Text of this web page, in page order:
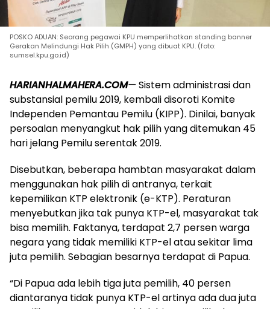
POSKO ADUAN: Seorang pegawai KPU memperlihatkan standing banner
Gerakan Melindungi Hak Pilih (GMPH) yang dibuat KPU. (foto:
sumsel.kpu.go.id)
HARIANHALMAHERA.COM—Sistem administrasi dan
substansial pemilu 2019, kembali disoroti Komite
Independen Pemantau Pemilu (KIPP). Dinilai, banyak
persoalan menyangkut hak pilih yang ditemukan 45
hari jelang Pemilu serentak 2019.
Disebutkan, beberapa hambtan masyarakat dalam
menggunakan hak pilih di antranya, terkait
kepemilikan KTP elektronik (e-KTP). Peraturan
menyebutkan jika tak punya KTP-el, masyarakat tak
bisa memilih. Faktanya, terdapat 2,7 persen warga
negara yang tidak memiliki KTP-el atau sekitar lima
juta pemilih. Sebagian besarnya terdapat di Papua.
“Di Papua ada lebih tiga juta pemilih, 40 persen
diantaranya tidak punya KTP-el artinya ada dua juta